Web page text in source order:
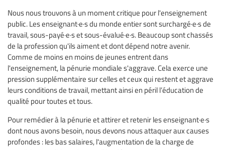
Nous nous trouvons à un moment critique pour l'enseignement
public. Les enseignant·e·s du monde entier sont surchargé·e·s de
travail, sous-payé·e·s et sous-évalué·e·s. Beaucoup sont chassés
de la profession qu'ils aiment et dont dépend notre avenir.
Comme de moins en moins de jeunes entrent dans
l'enseignement, la pénurie mondiale s'aggrave. Cela exerce une
pression supplémentaire sur celles et ceux qui restent et aggrave
leurs conditions de travail, mettant ainsi en péril l’éducation de
qualité pour toutes et tous.
Pour remédier à la pénurie et attirer et retenir les enseignant·e·s
dont nous avons besoin, nous devons nous attaquer aux causes
profondes : les bas salaires, l'augmentation de la charge de